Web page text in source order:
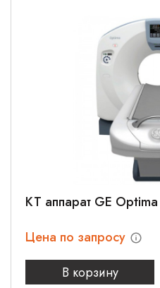
КТ аппарат GE
Цена по запросу
В корзину